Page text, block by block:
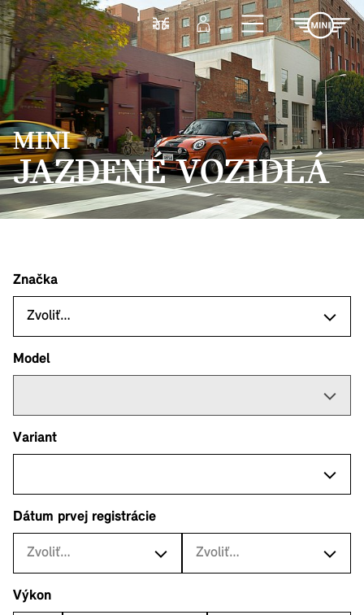
Prejsť na hlavný obsah
PorovnaťPrihlásenie
MINI
JAZDENÉ VOZIDLÁ
Značka
Model
Variant
Dátum prvej registrácie
Výkon